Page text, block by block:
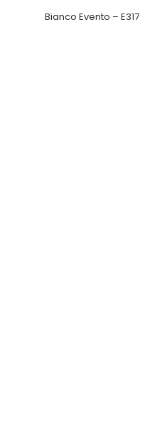
Bianco Evento – E317